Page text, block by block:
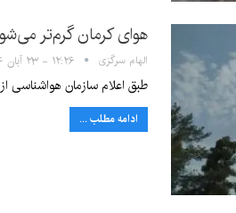
هوای کرمان گرم‌تر
الهام سرگزی ۱۲:۲۶ - ۲۳ آبان ۱۴۰۴
طبق اعلام سازمان هواشناسی
ادامه مطلب ...